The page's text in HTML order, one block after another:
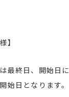
】
最終日、開始日
始日となります。